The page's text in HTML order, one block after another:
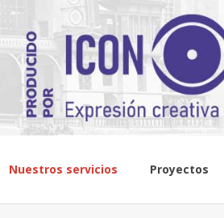
Nuestros servicios Proyectos